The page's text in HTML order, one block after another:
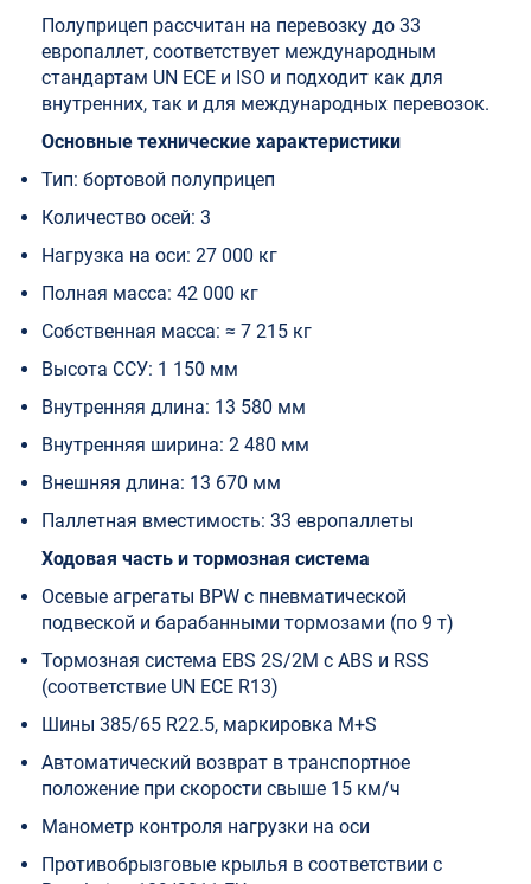
Полуприцеп рассчитан на перевозку до 33
европаллет, соответствует международным
стандартам UN ECE и ISO и подходит как для
внутренних, так и для международных перевозок.
Основные технические характеристики
Тип: бортовой полуприцеп
Количество осей: 3
Нагрузка на оси: 27 000 кг
Полная масса: 42 000 кг
Собственная масса: ≈ 7 215 кг
Высота ССУ: 1 150 мм
Внутренняя длина: 13 580 мм
Внутренняя ширина: 2 480 мм
Внешняя длина: 13 670 мм
Паллетная вместимость: 33 европаллеты
Ходовая часть и тормозная система
Осевые агрегаты BPW с пневматической
подвеской и барабанными тормозами (по 9 т)
Тормозная система EBS 2S/2M с ABS и RSS
(соответствие UN ECE R13)
Шины 385/65 R22.5, маркировка M+S
Автоматический возврат в транспортное
положение при скорости свыше 15 км/ч
Манометр контроля нагрузки на оси
Противобрызговые крылья в соответствии с